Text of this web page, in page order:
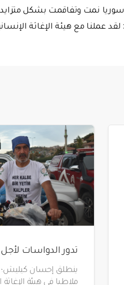
نمت وتفاقمت بشكل
عملنا مع هيئة الإغاثة
تدور الدواسات لأجل
ينطلق إحسان